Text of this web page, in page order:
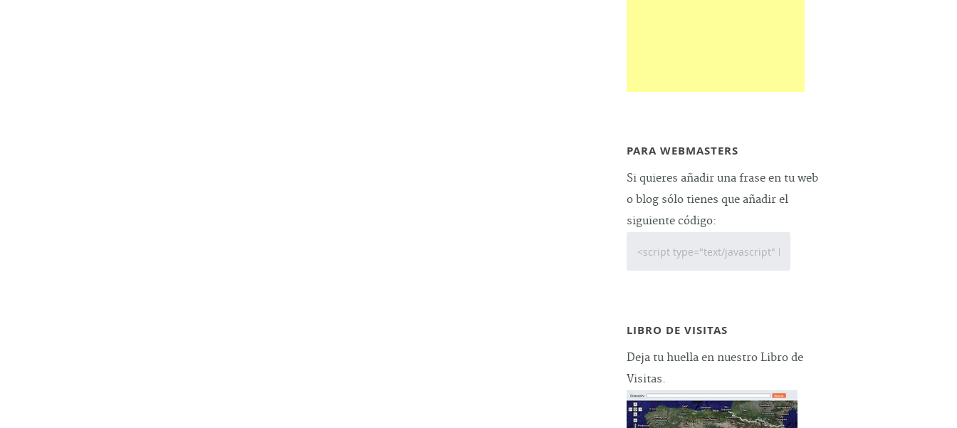
PARA WEBMASTERS
Si quieres añadir una frase en tu web
o blog sólo tienes que añadir el
siguiente código:
LIBRO DE VISITAS
Deja tu huella en nuestro Libro de
Visitas.